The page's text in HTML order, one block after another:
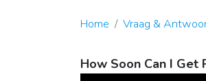
Home Vraag &
How Soon Can I